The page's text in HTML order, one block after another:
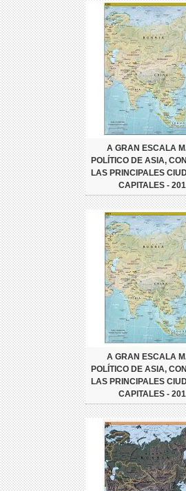
A GRAN ESCALA
POLÍTICO DE ASIA,
LAS PRINCIPALES
CAPITALES -
A GRAN ESCALA
POLÍTICO DE ASIA,
LAS PRINCIPALES
CAPITALES -